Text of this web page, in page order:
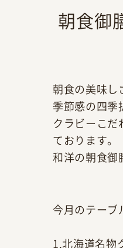
朝食御
朝食の美味し
季節感の四季
クラビーこ
ております。
和洋の朝食御
今月のテー
1.北海道名物